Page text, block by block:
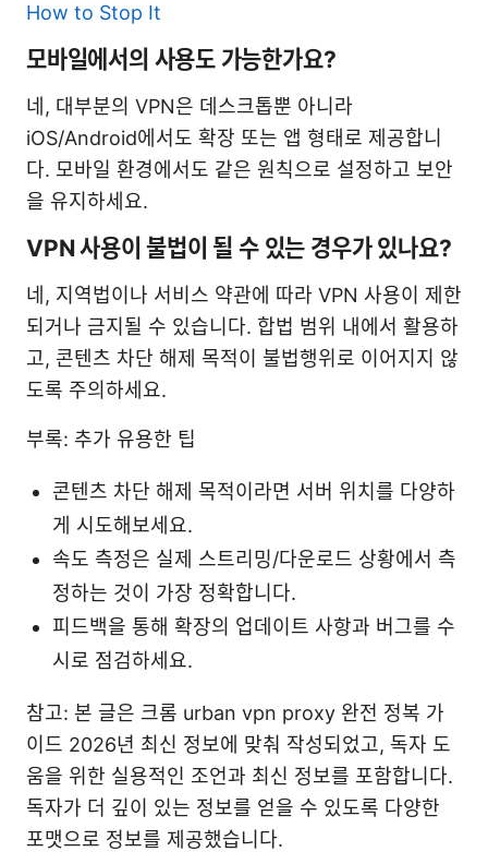
How to Stop It
모바일에서의 사용도 가능한가요?
네, 대부분의 VPN은 데스크톱뿐 아니라
iOS/Android에서도 확장 또는 앱 형태로 제공합니
다. 모바일 환경에서도 같은 원칙으로 설정하고 보안
을 유지하세요.
VPN 사용이 불법이 될 수 있는 경우가 있나요?
네, 지역법이나 서비스 약관에 따라 VPN 사용이 제한
되거나 금지될 수 있습니다. 합법 범위 내에서 활용하
고, 콘텐츠 차단 해제 목적이 불법행위로 이어지지 않
도록 주의하세요.
부록: 추가 유용한 팁
콘텐츠 차단 해제 목적이라면 서버 위치를 다양하
게 시도해보세요.
속도 측정은 실제 스트리밍/다운로드 상황에서 측
정하는 것이 가장 정확합니다.
피드백을 통해 확장의 업데이트 사항과 버그를 수
시로 점검하세요.
참고: 본 글은 크롬 urban vpn proxy 완전 정복 가
이드 2026년 최신 정보에 맞춰 작성되었고, 독자 도
움을 위한 실용적인 조언과 최신 정보를 포함합니다.
독자가 더 깊이 있는 정보를 얻을 수 있도록 다양한
포맷으로 정보를 제공했습니다.